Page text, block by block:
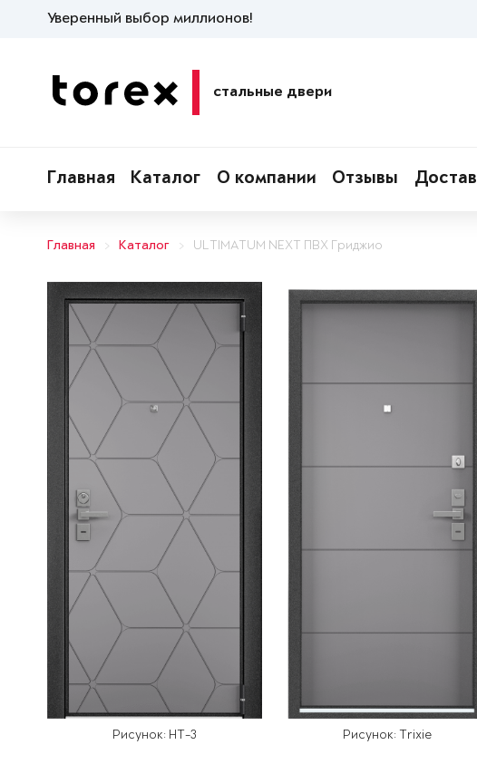
Уверенный выбор миллионов!
стальные двери
Главная Каталог О компании Отзывы
Главная Каталог ULTIMATUM NEXT ПВХ Гриджио
Рисунок: HT-3 Рисунок: Trixie